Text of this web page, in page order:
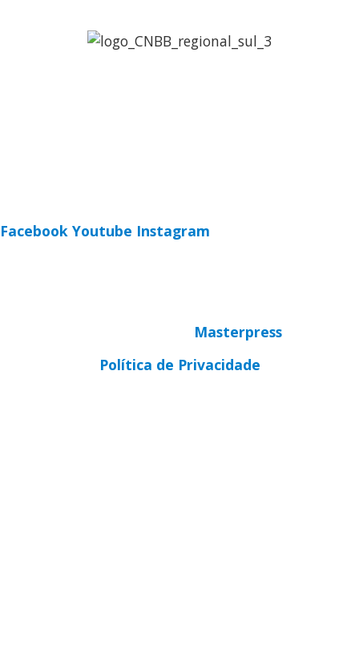
Facebook Youtube Instagram
Masterpress
Política de Privacidade